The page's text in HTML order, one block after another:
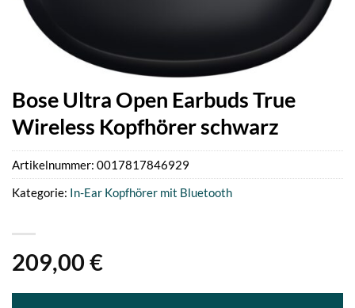
Bose Ultra Open Earbuds True
Wireless Kopfhörer schwarz
209,00 €
Artikelnummer: 0017817846929
Kategorie: In-Ear Kopfhörer mit Bluetooth